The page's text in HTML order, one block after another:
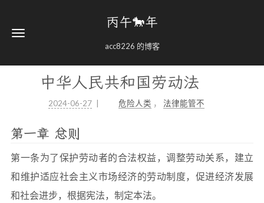
丙午🐎年
acc8226 的博客
中华人民共和国劳动法
2024-06-27 危险人类 ， 法律能管不
第一章 总则
第一条为了保护劳动者的合法权益，调整劳动关系，建立
和维护适应社会主义市场经济的劳动制度，促进经济发展
和社会进步，根据宪法，制定本法。